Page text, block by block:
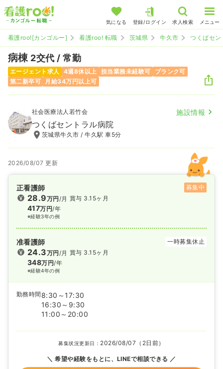
気になる 登録/ログイン 求人検索 メニュー
看護roo![カンゴルー] 看護roo! 転職 茨城県 牛久市 つくばセ
病棟 2交代 / 常勤
エージェント求人 4週8休以上 担当業務未経験可
ブランク可
第二新卒可
月給34万円以上可
社会医療法人若竹会 施設情報
つくばセントラル病院
茨城県牛久市 / 牛久駅 車5分
2026/08/07 更新
正看護師 募集中
28.9万円/月
417万円/年
※経験3年の例
賞与 3.15ヶ月
准看護師 一時募集休止
24.3万円/月
348万円/年
※経験4年の例
賞与 3.15ヶ月
勤務時間 8:30～17:30
16:30～9:30
11:00～20:00
募集状況更新日： 2026/08/07（2日前）
希望や経験をもとに、LINEで相談できる